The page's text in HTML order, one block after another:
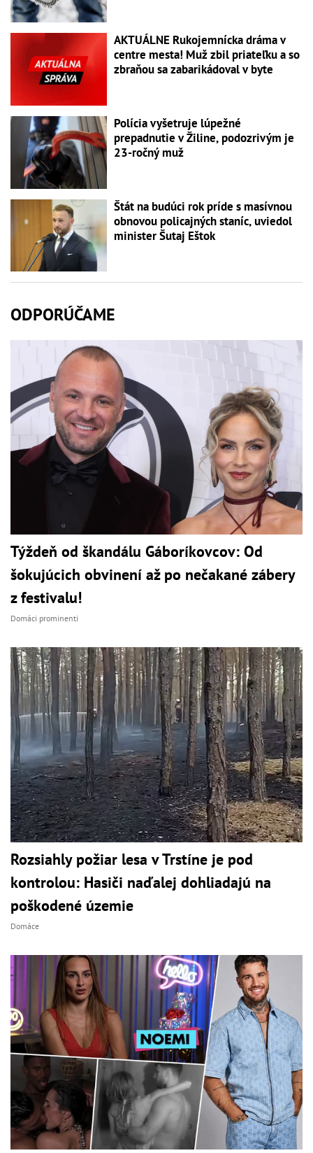
AKTUÁLNE Rukojemnícka dráma v
centre mesta! Muž zbil priateľku a so
zbraňou sa zabarikádoval v byte
Polícia vyšetruje lúpežné
prepadnutie v Žiline, podozrivým je
23-ročný muž
Štát na budúci rok príde s masívnou
obnovou policajných staníc, uviedol
minister Šutaj Eštok
ODPORÚČAME
Týždeň od škandálu Gáboríkovcov: Od
šokujúcich obvinení až po nečakané zábery
z festivalu!
Domáci prominenti
Rozsiahly požiar lesa v Trstíne je pod
kontrolou: Hasiči naďalej dohliadajú na
poškodené územie
Domáce